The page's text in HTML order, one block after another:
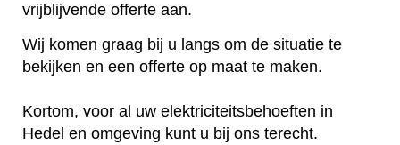
vrijblijvende offerte aan.
Wij komen graag bij u langs om de situatie te
bekijken en een offerte op maat te maken.
Kortom, voor al uw elektriciteitsbehoeften in
Hedel en omgeving kunt u bij ons terecht.